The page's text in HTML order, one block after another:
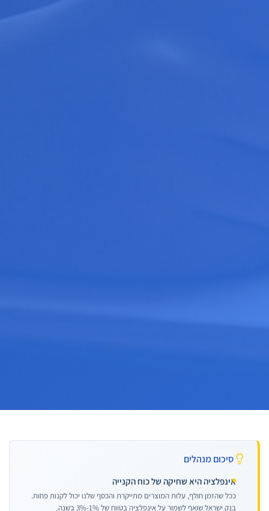
סיכום מנהלים
אינפלציה היא שחיקה של כוח הקנייה
ככל שהזמן חולף, עלות המוצרים מתייקרת והכסף שלנו יכול לקנות פחות.
בנק ישראל שואף לשמור על אינפלציה בטווח של 1%-3% בשנה.